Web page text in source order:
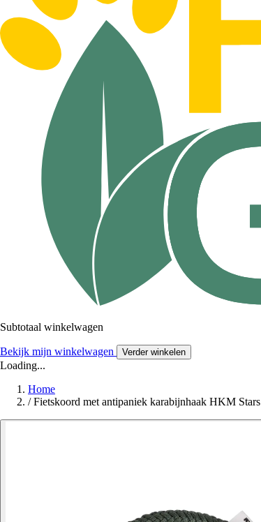
Subtotaal winkelwagen
Bekijk mijn winkelwagen Verder winkelen
Loading...
Home
/ Fietskoord met antipaniek karabijnhaak HKM Stars